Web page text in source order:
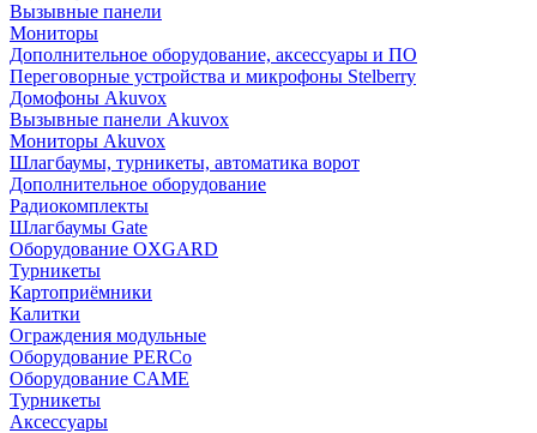
Вызывные панели
Мониторы
Дополнительное оборудование, аксессуары и ПО
Переговорные устройства и микрофоны Stelberry
Домофоны Akuvox
Вызывные панели Akuvox
Мониторы Akuvox
Шлагбаумы, турникеты, автоматика ворот
Дополнительное оборудование
Радиокомплекты
Шлагбаумы Gate
Оборудование OXGARD
Турникеты
Картоприёмники
Калитки
Ограждения модульные
Оборудование PERCo
Оборудование CAME
Турникеты
Аксессуары